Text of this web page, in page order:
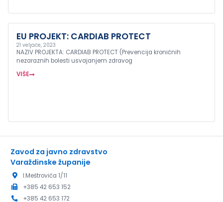
EU PROJEKT: CARDIAB PROTECT
21 veljače, 2023
NAZIV PROJEKTA: CARDIAB PROTECT (Prevencija kroničnih
nezaraznih bolesti usvajanjem zdravog
VIŠE
Zavod za javno zdravstvo
Varaždinske županije
I.Meštrovića 1/11
+385 42 653 152
+385 42 653 172